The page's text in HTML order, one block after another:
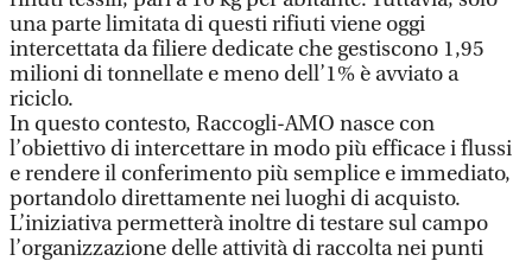
una parte limitata di questi rifiuti viene oggi
intercettata da filiere dedicate che gestiscono 1,95
milioni di tonnellate e meno dell’1% è avviato a
riciclo.
In questo contesto, Raccogli-AMO nasce con
l’obiettivo di intercettare in modo più efficace i flussi
e rendere il conferimento più semplice e immediato,
portandolo direttamente nei luoghi di acquisto.
L’iniziativa permetterà inoltre di testare sul campo
l’organizzazione delle attività di raccolta nei punti